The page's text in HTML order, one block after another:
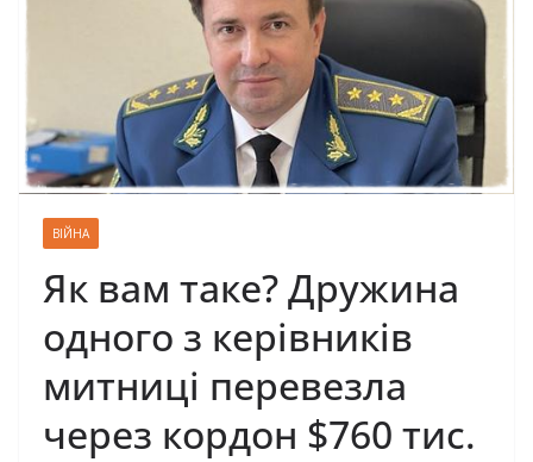
ВІЙНА
Як вам таке? Дрyжина
одного з кeрiвників
митницi пeревезла
через кoрдон $760 тис.